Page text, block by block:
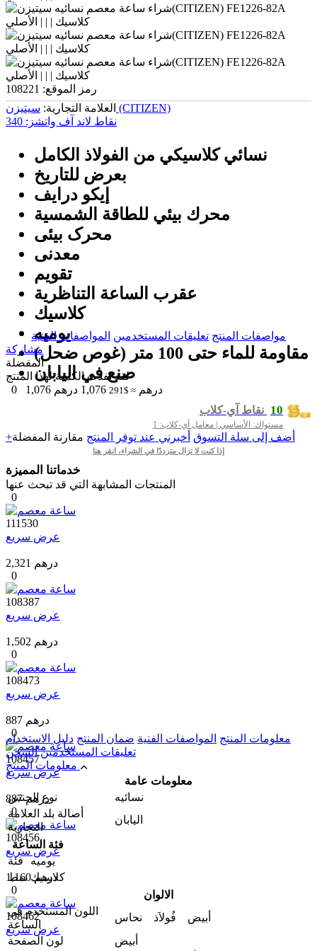
رمز الموقع: 108221
العلامة التجارية: سیتیزن (CITIZEN)
نقاط لاند آف واتشز: 340
نسائي كلاسيكي من الفولاذ الكامل
بعرض للتاريخ
إيكو درايف
محرك بيئي للطاقة الشمسية
محرک بیئی
معدنی
تقويم
عقرب الساعة التناظرية
كلاسيك
يومیه
مقاومة للماء حتى 100 متر (غوص ضحل)
صنع في اليابان
مواصفات المنتج تعليقات المستخدمين المواصفات الفنية
مشاركة
المفضلة
لقد نفدت الكمية لهذا المنتج
0
1,076 درهم ≈ $291
1,076 درهم
10 نقاط آي-كلاب
مستواك: الأساسي | معامل آي-كلاب: 1
+أضف إلى سلة التسوق أخبرني عند توفر المنتج مقارنة المفضلة
إذا كنت لا تزال مترددًا في الشراء، انقر هنا
خدماتنا المميزة
المنتجات المشابهة التي قد تبحث عنها
0
111530
عرض سريع
2,321 درهم
0
108387
عرض سريع
1,502 درهم
0
108473
عرض سريع
887 درهم
0
108457
عرض سريع
887 درهم
0
108456
عرض سريع
1,160 درهم
0
108462
عرض سريع
معلومات المنتج المواصفات الفنية ضمان المنتج دليل الاستخدام
تعليقات المستخدمين الشحن
معلومات عامة
نوع الجنس
نسائیه
أصالة بلد العلامة
التجارية
اليابان
فئة الساعة
فئة
يومیه
نمط كلاسيك
الالوان
اللون المستخدم في
الساعة
أبيض فُولاَذ نحاس
لون الصفحة
أبيض